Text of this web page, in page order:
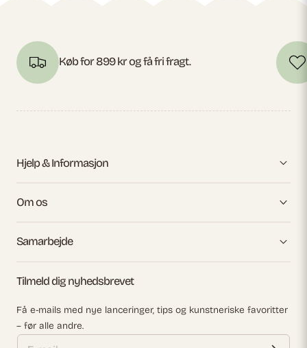
Køb for 899 kr og få fri fragt.
Hjelp & Informasjon
Om os
Samarbejde
Tilmeld dig nyhedsbrevet
Få e-mails med nye lanceringer, tips og kunstneriske favoritter
– før alle andre.